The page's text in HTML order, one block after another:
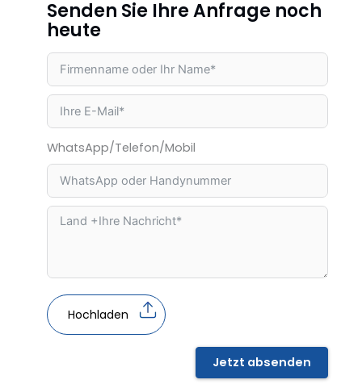
Senden Sie Ihre Anfrage noch
heute
WhatsApp/Telefon/Mobil
Hochladen
Jetzt absenden